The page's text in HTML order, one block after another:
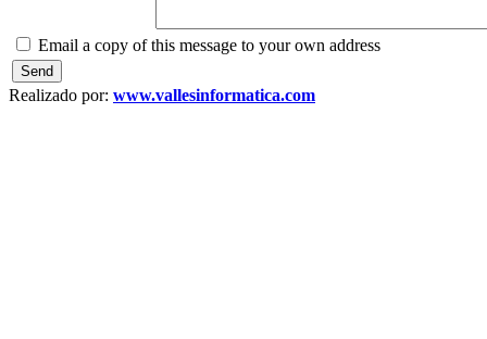
Email a copy of this message to your own address
Realizado por: www.vallesinformatica.com